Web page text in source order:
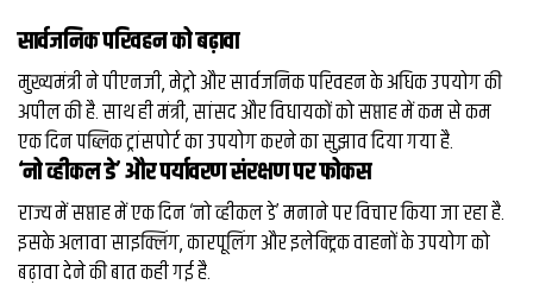
सार्वजनिक परिवहन को बढ़ावा
मुख्यमंत्री ने पीएनजी, मेट्रो और सार्वजनिक परिवहन के अधिक उपयोग की
अपील की है. साथ ही मंत्री, सांसद और विधायकों को सप्ताह में कम से कम
एक दिन पब्लिक ट्रांसपोर्ट का उपयोग करने का सुझाव दिया गया है.
‘नो व्हीकल डे’ और पर्यावरण संरक्षण पर फोकस
राज्य में सप्ताह में एक दिन ‘नो व्हीकल डे’ मनाने पर विचार किया जा रहा है.
इसके अलावा साइक्लिंग, कारपूलिंग और इलेक्ट्रिक वाहनों के उपयोग को
बढ़ावा देने की बात कही गई है.